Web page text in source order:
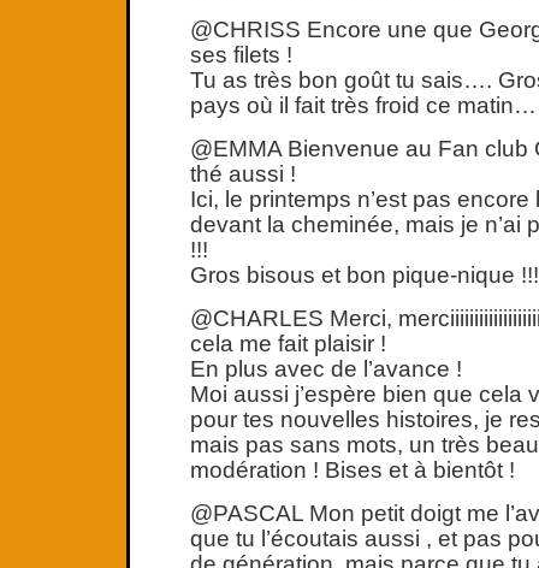
@CHRISS Encore une que
ses filets !
Tu as très bon goût tu sais….
pays où il fait très froid ce matin…
@EMMA Bienvenue au Fan club
thé aussi !
Ici, le printemps n’est pas encore
devant la cheminée, mais je n’ai
!!!
Gros bisous et bon pique-nique
@CHARLES Merci,
cela me fait plaisir !
En plus avec de l’avance !
Moi aussi j’espère bien que cela
pour tes nouvelles histoires, je
mais pas sans mots, un très
modération ! Bises et à bientôt !
@PASCAL Mon petit doigt me
que tu l’écoutais aussi , et pas